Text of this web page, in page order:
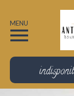
MENU